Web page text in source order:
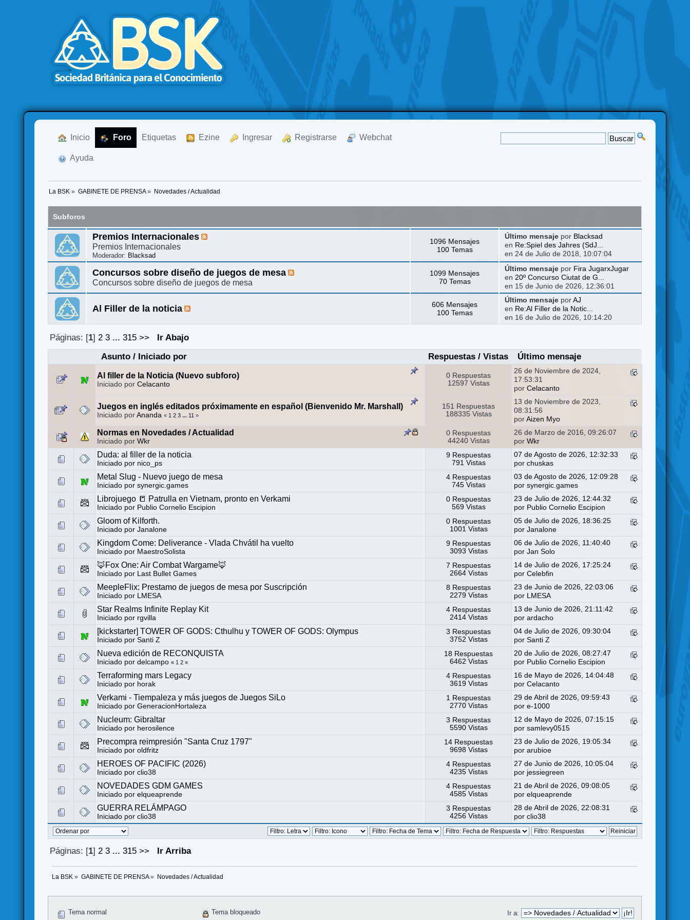
Inicio Foro Etiquetas Ezine Ingresar Registrarse Webchat
Ayuda
La BSK » GABINETE DE PRENSA» Novedades / Actualidad
Subforos
Premios Internacionales
Premios Internacionales
Moderador: Blacksad
1096 Mensajes
100 Temas
Último mensajepor Blacksad
en Re:Spiel des Jahres (SdJ...
en 24 de Julio de 2018, 10:07:04
Concursos sobre diseño de juegos de mesa
Concursos sobre diseño de juegos de mesa
1099 Mensajes
70 Temas
Último mensajepor Fira JugarxJugar
en 20º Concurso Ciutat de G...
en 15 de Junio de 2026, 12:36:01
Al Filler de la noticia
606 Mensajes
100 Temas
Último mensajepor AJ
en Re:Al Filler de la Notic...
en 16 de Julio de 2026, 10:14:20
Páginas: [1] 2 3 ... 315 >>
Ir Abajo
Asunto/ Iniciado por Respuestas /Vistas Último mensaje
Al filler de la Noticia (Nuevo subforo)
Iniciado porCelacanto
0 Respuestas
12597 Vistas
26 de Noviembre de 2024,
17:53:31
porCelacanto
Juegos en inglés editados próximamente en español (Bienvenido Mr. Marshall)
Iniciado porAnanda « 1 2 3 ... 11 »
151 Respuestas
188335 Vistas
13 de Noviembre de 2023,
08:31:56
porAizen Myo
Normas en Novedades / Actualidad
Iniciado porWkr
0 Respuestas
44240 Vistas
26 de Marzo de 2016, 09:26:07
porWkr
Duda: al filler de la noticia
Iniciado por nico_ps
9 Respuestas
791 Vistas
07 de Agosto de 2026, 12:32:33
porchuskas
Metal Slug - Nuevo juego de mesa
Iniciado porsynergic.games
4 Respuestas
745 Vistas
03 de Agosto de 2026, 12:09:28
porsynergic.games
Librojuego 📒 Patrulla en Vietnam, pronto en Verkami
Iniciado por Publio Cornelio Escipion
0 Respuestas
569 Vistas
23 de Julio de 2026, 12:44:32
por Publio Cornelio Escipion
Gloom of Kilforth.
Iniciado porJanalone
0 Respuestas
1001 Vistas
05 de Julio de 2026, 18:36:25
porJanalone
Kingdom Come: Deliverance - Vlada Chvátil ha vuelto
Iniciado por MaestroSolista
9 Respuestas
3093 Vistas
06 de Julio de 2026, 11:40:40
porJan Solo
🦊Fox One: Air Combat Wargame🦊
Iniciado por Last Bullet Games
7 Respuestas
2664 Vistas
14 de Julio de 2026, 17:25:24
porCelebfin
MeepleFlix: Prestamo de juegos de mesa por Suscripción
Iniciado por LMESA
8 Respuestas
2279 Vistas
23 de Junio de 2026, 22:03:06
por LMESA
Star Realms Infinite Replay Kit
Iniciado por rgvilla
4 Respuestas
2414 Vistas
13 de Junio de 2026, 21:11:42
porardacho
[kickstarter] TOWER OF GODS: Cthulhu y TOWER OF GODS: Olympus
Iniciado porSanti Z
3 Respuestas
3752 Vistas
04 de Julio de 2026, 09:30:04
porSanti Z
Nueva edición de RECONQUISTA
Iniciado pordelcampo « 1 2 »
18 Respuestas
6462 Vistas
20 de Julio de 2026, 08:27:47
por Publio Cornelio Escipion
Terraforming mars Legacy
Iniciado por horak
4 Respuestas
3619 Vistas
16 de Mayo de 2026, 14:04:48
porCelacanto
Verkami - Tiempaleza y más juegos de Juegos SiLo
Iniciado porGeneracionHortaleza
1 Respuestas
2770 Vistas
29 de Abril de 2026, 09:59:43
pore-1000
Nucleum: Gibraltar
Iniciado por herosilence
3 Respuestas
5590 Vistas
12 de Mayo de 2026, 07:15:15
porsamlevy0515
Precompra reimpresión "Santa Cruz 1797"
Iniciado poroldfritz
14 Respuestas
9698 Vistas
23 de Julio de 2026, 19:05:34
porarubioe
HEROES OF PACIFIC (2026)
Iniciado porclio38
4 Respuestas
4235 Vistas
27 de Junio de 2026, 10:05:04
por jessiegreen
NOVEDADES GDM GAMES
Iniciado porelqueaprende
4 Respuestas
4585 Vistas
21 de Abril de 2026, 09:08:05
porelqueaprende
GUERRA RELÁMPAGO
Iniciado porclio38
3 Respuestas
4256 Vistas
28 de Abril de 2026, 22:08:31
porclio38
Páginas: [1] 2 3 ... 315 >> Ir Arriba
La BSK » GABINETE DE PRENSA» Novedades / Actualidad
Ir a:
Tema normal
Tema bloqueado